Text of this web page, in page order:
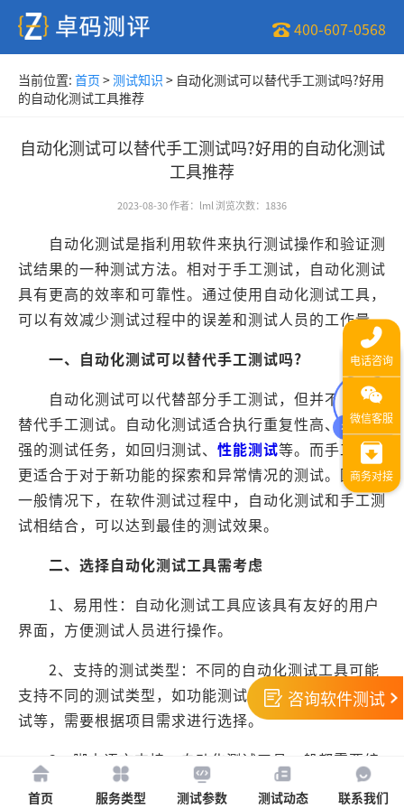
400-607-0568
当前位置: 首页 >测试知识 > 自动化测试可以替代手工测试吗?好用
的自动化测试工具推荐
自动化测试可以替代手工测试吗?好用的自动化测试
工具推荐
2023-08-30作者： lml 浏览次数： 1836
自动化测试是指利用软件来执行测试操作和验证测
试结果的一种测试方法。相对于手工测试，自动化测试
具有更高的效率和可靠性。通过使用自动化测试工具，
可以有效减少测试过程中的误差和测试人员的工作量。
一、自动化测试可以替代手工测试吗?
自动化测试可以代替部分手工测试，但并不能完全
替代手工测试。自动化测试适合执行重复性高、稳定性
强的测试任务，如回归测试、 性能测试等。而手工测试
更适合于对于新功能的探索和异常情况的测试。因此，
一般情况下，在软件测试过程中，自动化测试和手工测
试相结合，可以达到最佳的测试效果。
二、选择自动化测试工具需考虑
1、易用性：自动化测试工具应该具有友好的用户
界面，方便测试人员进行操作。
2、支持的测试类型：不同的自动化测试工具可能
支持不同的测试类型，如功能测试、性能测试、安全测
试等，需要根据项目需求进行选择。
3、脚本语言支持：自动化测试工具一般都需要编
写测试脚本，需要考虑脚本语言的易用性和灵活性。
咨询软件测试
首页 服务类型 测试参数 测试动态 联系我们